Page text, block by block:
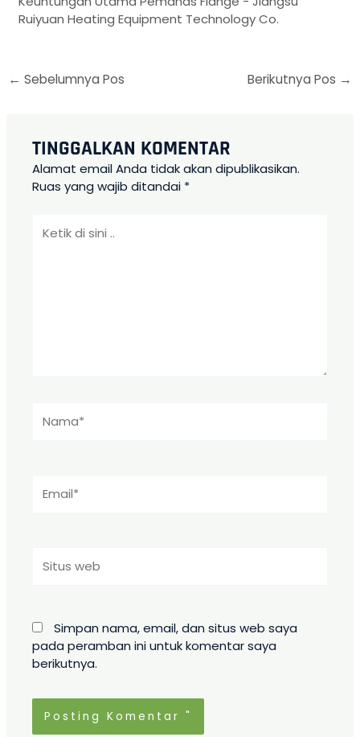
Ruiyuan Heating Equipment Technology Co.
← Sebelumnya Pos Berikutnya Pos →
TINGGALKAN KOMENTAR
Alamat email Anda tidak akan dipublikasikan.
Ruas yang wajib ditandai *
web
Simpan nama, email, dan situs web saya
pada peramban ini untuk komentar saya
berikutnya.